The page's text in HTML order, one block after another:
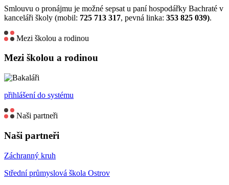
Smlouvu o pronájmu je možné sepsat u paní hospodářky Bachraté v
kanceláři školy (mobil: 725 713 317, pevná linka: 353 825 039).
Mezi školou a rodinou
Mezi školou a rodinou
přihlášení do systému
Naši partneři
Naši partneři
Záchranný kruh
Střední průmyslová škola Ostrov